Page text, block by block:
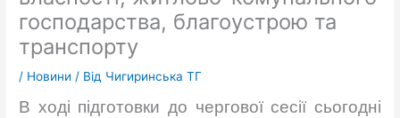
господарства, благоустрою та
транспорту
/ Новини / Від Чигиринська ТГ
В ході підготовки до чергової сесії сьогодні